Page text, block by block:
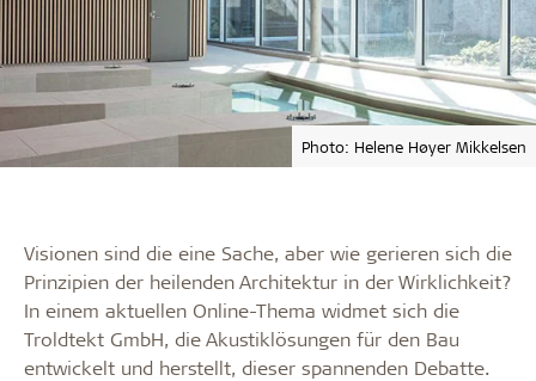
Photo: Helene Høyer Mikkelsen
Visionen sind die eine Sache, aber wie gerieren sich die
Prinzipien der heilenden Architektur in der Wirklichkeit?
In einem aktuellen Online-Thema widmet sich die
Troldtekt GmbH, die Akustiklösungen für den Bau
entwickelt und herstellt, dieser spannenden Debatte.